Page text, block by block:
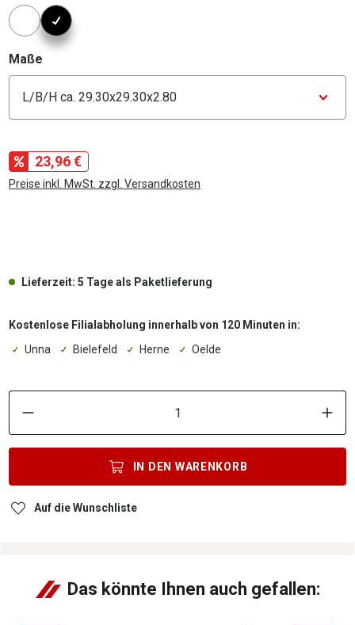
Konfigurator Farbe
Maße
23,96 €
Preise inkl. MwSt. zzgl. Versandkosten
Lieferzeit: 5 Tage als Paketlieferung
Kostenlose Filialabholung innerhalb von 120 Minuten in:
Unna
Bielefeld Herne Oelde
IN DEN WARENKORB
Auf die Wunschliste
Das könnte Ihnen auch gefallen: